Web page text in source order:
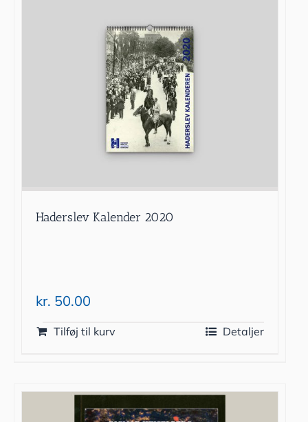
Haderslev Kalender 2020
kr. 50.00
Tilføj til kurv Detaljer